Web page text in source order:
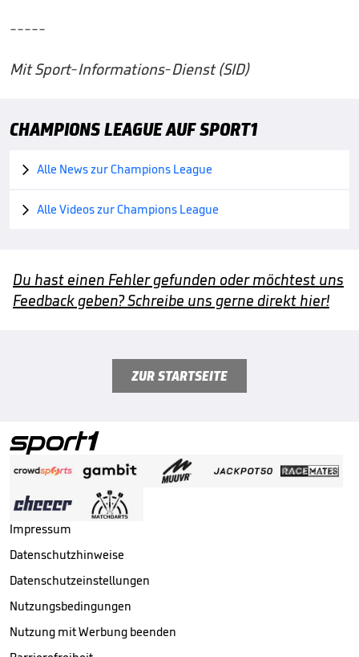
-----
Mit Sport-Informations-Dienst (SID)
CHAMPIONS LEAGUE AUF SPORT1
 Alle News zur Champions League
 Alle Videos zur Champions League
Du hast einen Fehler gefunden oder möchtest uns
Feedback geben? Schreibe uns gerne direkt hier!
ZUR STARTSEITE
Impressum
Datenschutzhinweise
Datenschutzeinstellungen
Nutzungsbedingungen
Nutzung mit Werbung beenden